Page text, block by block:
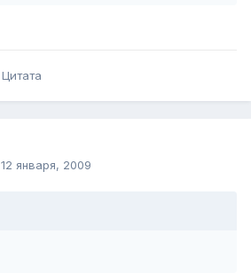
Цитата
12 января, 2009